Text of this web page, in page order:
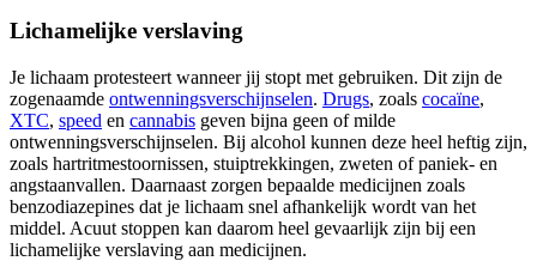
Lichamelijke verslaving
Je lichaam protesteert wanneer jij stopt met gebruiken. Dit zijn de
zogenaamde ontwenningsverschijnselen. Drugs, zoals cocaïne,
XTC, speed en cannabis geven bijna geen of milde
ontwenningsverschijnselen. Bij alcohol kunnen deze heel heftig zijn,
zoals hartritmestoornissen, stuiptrekkingen, zweten of paniek- en
angstaanvallen. Daarnaast zorgen bepaalde medicijnen zoals
benzodiazepines dat je lichaam snel afhankelijk wordt van het
middel. Acuut stoppen kan daarom heel gevaarlijk zijn bij een
lichamelijke verslaving aan medicijnen.